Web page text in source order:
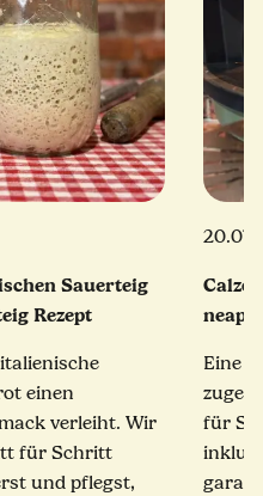
Sauerteig
Rezept
einen
verleiht. Wir
für Schritt
und pflegst,
Eine
für